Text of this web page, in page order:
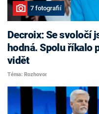
7 fotografií
Decroix: Se svoločí
hodná. Spolu říkalo
vidět
Téma: Rozhovor